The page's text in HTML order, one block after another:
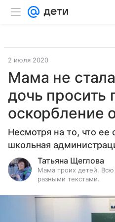
2 июля 2020
Мама не
дочь просить
оскорбление
Несмотря на то, что ее
школьная
Татьяна Щеглова
Мама троих детей.
разными текстами.